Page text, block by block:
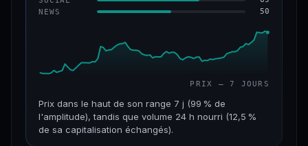
CONFIANCE 61/100
NEWS 50
PRIX — 7 JOURS
Prix dans le haut de son range 7 j (99 % de
l'amplitude), tandis que volume 24 h nourri (12,5 %
de sa capitalisation échangés).